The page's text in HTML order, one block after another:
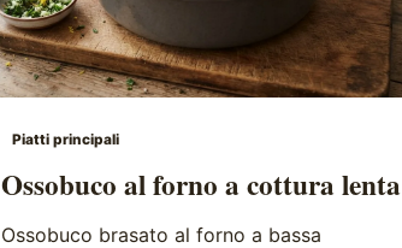
Piatti principali
Ossobuco al forno a cottura lenta
Ossobuco brasato al forno a bassa